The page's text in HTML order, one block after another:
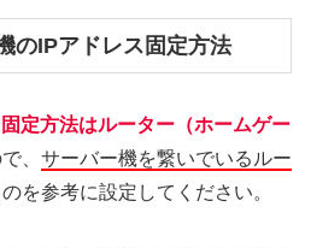
のIPアドレス固定方法
定方法はルーター（ホームゲー
、 サーバー機を繋いでいるルー
を参考に設定してください。